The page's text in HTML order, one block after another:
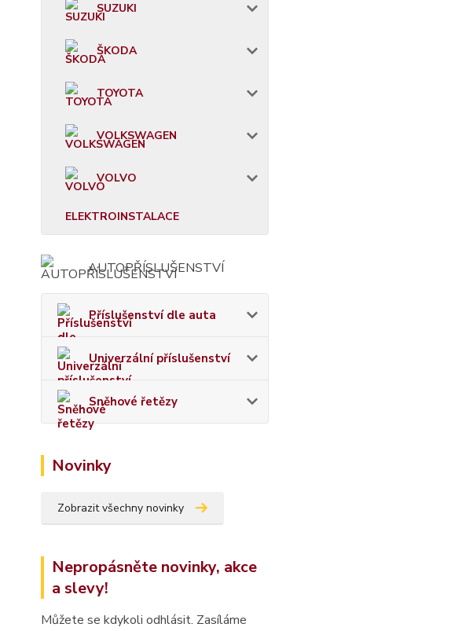
SUZUKI
ŠKODA
TOYOTA
VOLKSWAGEN
VOLVO
ELEKTROINSTALACE
AUTOPŘÍSLUŠENSTVÍ
Příslušenství dle auta
Univerzální příslušenství
Sněhové řetězy
Novinky
Zobrazit všechny novinky
Nepropásněte novinky, akce
a slevy!
Můžete se kdykoli odhlásit. Zasíláme